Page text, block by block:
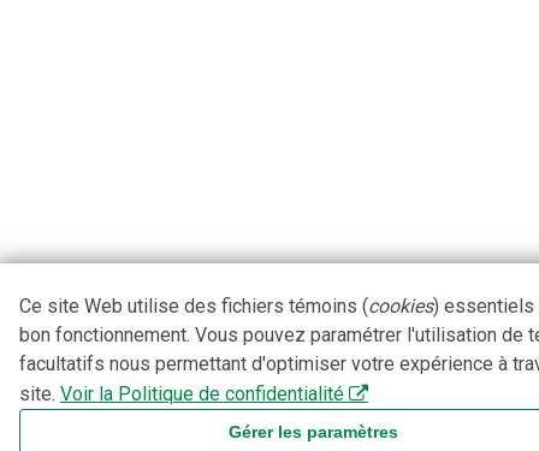
Ce site Web utilise des fichiers témoins (cookies) essentiels
bon fonctionnement. Vous pouvez paramétrer l'utilisation de
facultatifs nous permettant d'optimiser votre expérience à
site. Voir la Politique de confidentialité
Gérer les paramètres